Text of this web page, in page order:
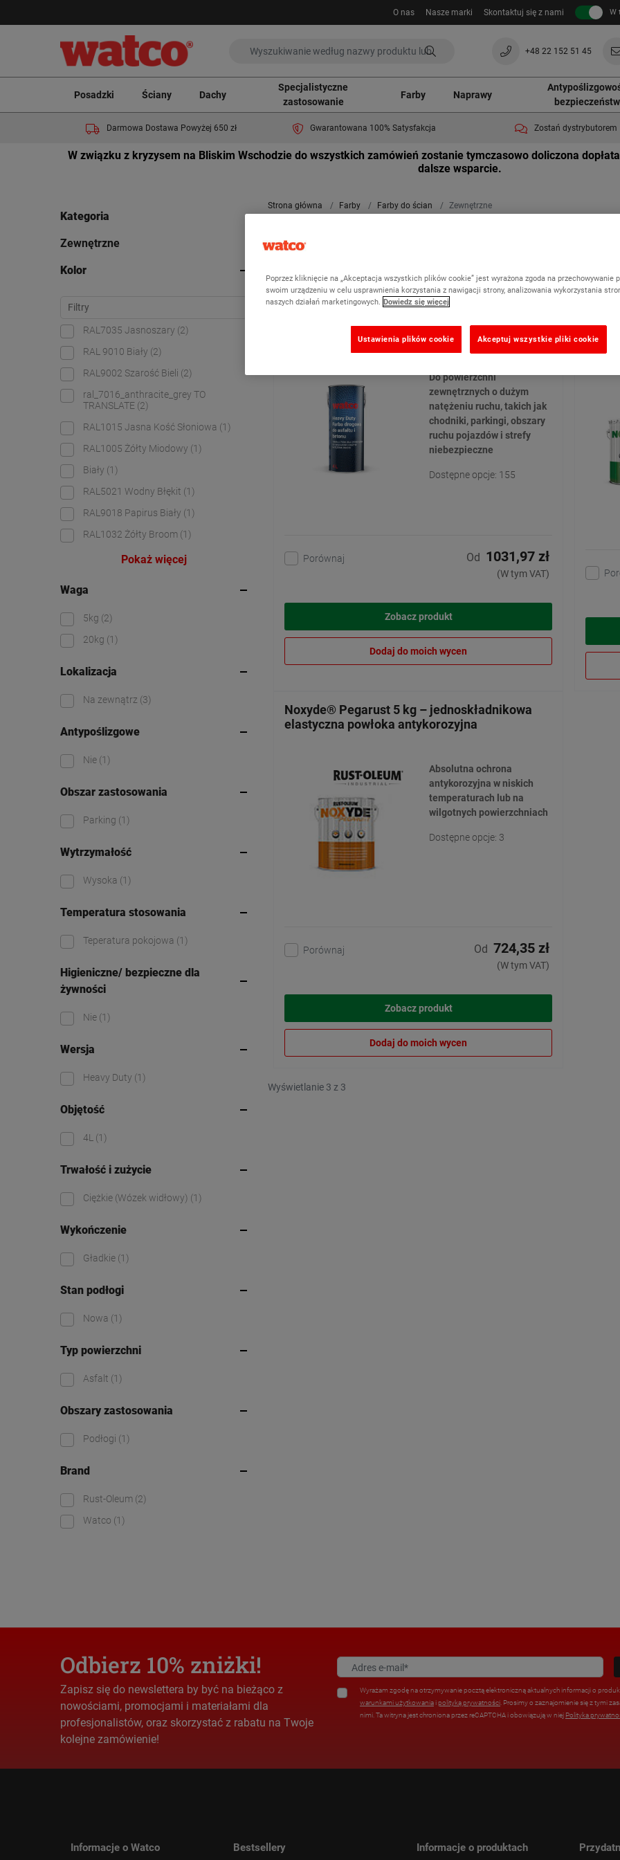
O nas Nasze marki Skontaktuj się z nami W
+48 22 152 51 45
Posadzki Ściany Dachy
Specjalistyczne
zastosowanie
Farby Naprawy
Darmowa Dostawa Powyżej 650 zł Gwarantowana 100% Satysfakcja Zostań dystrybutorem
W związku z kryzysem na Bliskim Wschodzie do wszystkich zamówień zostanie tymczasowo doliczona
dalsze wsparcie.
Kategoria
Zewnętrzne
Kolor
RAL7035 Jasnoszary (2)
RAL 9010 Biały (2)
RAL9002 Szarość Bieli (2)
ral_7016_anthracite_grey TO
TRANSLATE (2)
RAL1015 Jasna Kość Słoniowa (1)
RAL1005 Żółty Miodowy (1)
Biały (1)
RAL5021 Wodny Błękit (1)
RAL9018 Papirus Biały (1)
RAL1032 Żółty Broom (1)
Pokaż więcej
Waga
5kg (2)
20kg (1)
Lokalizacja
Na zewnątrz (3)
Antypoślizgowe
Nie (1)
Obszar zastosowania
Parking (1)
Wytrzymałość
Wysoka (1)
Temperatura stosowania
Teperatura pokojowa (1)
Higieniczne/ bezpieczne dla
żywności
Nie (1)
Wersja
Heavy Duty (1)
Objętość
4L (1)
Trwałość i zużycie
Ciężkie (Wózek widłowy) (1)
Wykończenie
Gładkie (1)
Stan podłogi
Nowa (1)
Typ powierzchni
Asfalt (1)
Obszary zastosowania
Podłogi (1)
Brand
Rust-Oleum (2)
Watco (1)
Strona główna Farby Farby do ścian Zewnętrzne
Zewnętrzne
Wyświetlanie 3 z 3
Heavy Duty Farba drogowa do asfaltu i betonu
(2)
Do powierzchni
zewnętrznych o dużym
natężeniu ruchu, takich jak
chodniki, parkingi, obszary
ruchu pojazdów i strefy
niebezpieczne
Dostępne opcje: 155
Porównaj Od 1031,97 zł
(W tym VAT)
Zobacz produkt
Dodaj do moich wycen
Noxyde® Pegarust 5 kg – jednoskładnikowa
elastyczna powłoka antykorozyjna
Absolutna ochrona
antykorozyjna w niskich
temperaturach lub na
wilgotnych powierzchniach
Dostępne opcje: 3
Porównaj Od 724,35 zł
(W tym VAT)
Zobacz produkt
Dodaj do moich wycen
Wyświetlanie 3 z 3
Odbierz 10% zniżki!
Zapisz się do newslettera by być na bieżąco z
nowościami, promocjami i materiałami dla
profesjonalistów, oraz skorzystać z rabatu na Twoje
kolejne zamówienie!
Wyrażam zgodę na otrzymywanie pocztą elektroniczną aktualnych informacji o
warunkami użytkowaniaipolityką prywatności. Prosimy o zaznajomienie się z tymi
nimi. Ta witryna jest chroniona przez reCAPTCHA i obowiązują w niej Polityka
Informacje o Watco Bestsellery Informacje o produktach
Poprzez kliknięcie na „Akceptacja wszystkich plików cookie” jest wyrażona zgoda na przechowywanie
swoim urządzeniu w celu usprawnienia korzystania z nawigacji strony, analizowania wykorzystania
naszych działań marketingowych. Dowiedz się więcej
Akceptuj wszystkie pliki cookie
Ustawienia plików cookie